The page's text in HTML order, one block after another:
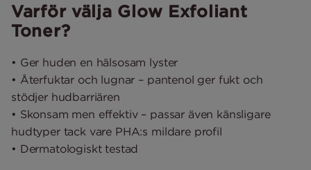
Varför välja Glow Exfoliant
Toner?
• Ger huden en hälsosam lyster
• Återfuktar och lugnar – pantenol ger fukt och
stödjer hudbarriären
• Skonsam men effektiv – passar även känsligare
hudtyper tack vare PHA:s mildare profil
• Dermatologiskt testad